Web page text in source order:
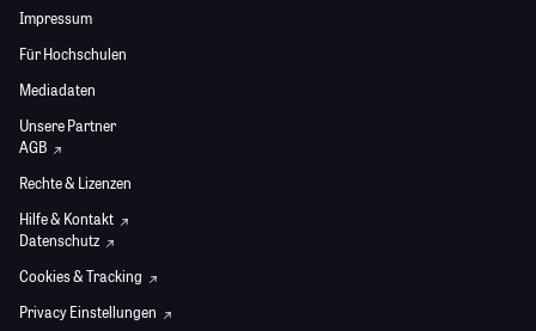
Impressum
Für Hochschulen
Mediadaten
Unsere Partner
AGB
Rechte & Lizenzen
Hilfe & Kontakt
Datenschutz
Cookies & Tracking
Privacy Einstellungen